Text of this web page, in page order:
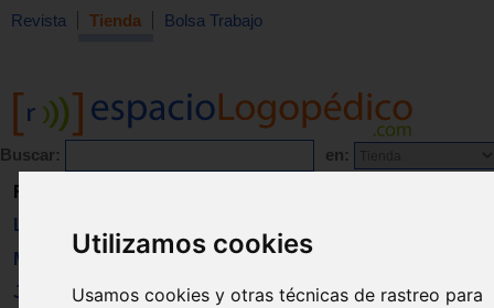
Utilizamos cookies
Usamos cookies y otras técnicas de rastreo para
Revista Tienda Bolsa Trabajo
Buscar: en:
Revista
Libros
Material
Juguetes